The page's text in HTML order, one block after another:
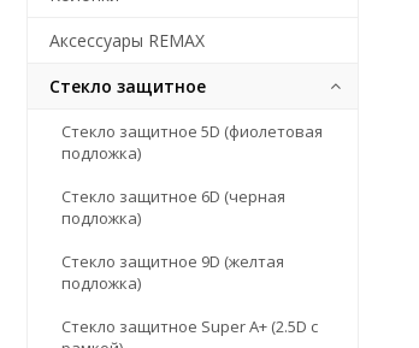
Аксессуары REMAX
Стекло защитное
Стекло защитное 5D (фиолетовая
подложка)
Стекло защитное 6D (черная
подложка)
Стекло защитное 9D (желтая
подложка)
Стекло защитное Super A+ (2.5D с